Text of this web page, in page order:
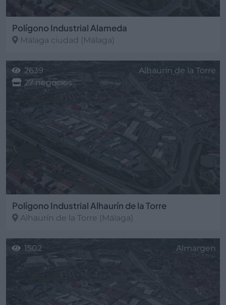
Polígono Industrial Alameda
Málaga ciudad (Málaga)
Polígono Industrial Alhaurín de la Torre
Alhaurín de la Torre (Málaga)
2639
Alhaurín de la Torre
27 negocios
1502 Almargen